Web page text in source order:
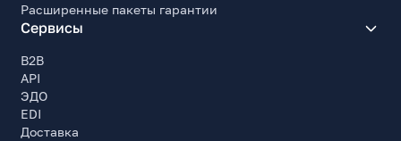
Расширенные пакеты гарантии
Сервисы
B2B
API
ЭДО
EDI
Доставка